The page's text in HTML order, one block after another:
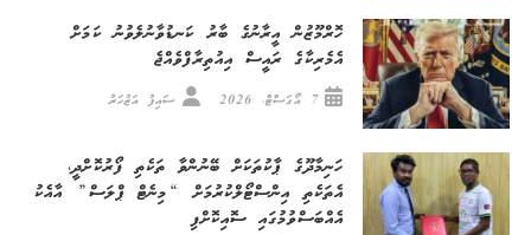
ހޮރްމޫޒުން އީރާނުގެ ބާރު ކަނޑުވާނުލެވުނު ކަމަށް
އެމެރިކާގެ ރައީސް އިއުތިރާފްވެއްޖެ
7 އޯގަސްޓް، 2026 ސައިފު އަޒުހަރު
ހަނިމާދޫގެ ޕާކުތަކަށް ބޭނުންވާ ތަކެތި ފޯރުކޮށްދީ،
އެތަކެތި އިންސްޓޯލްކުރުމަށް “މިނެޓް ޕްލަސް” އާއެކު
އެއްބަސްވުމުގައި ސޮއިކޮށްފި